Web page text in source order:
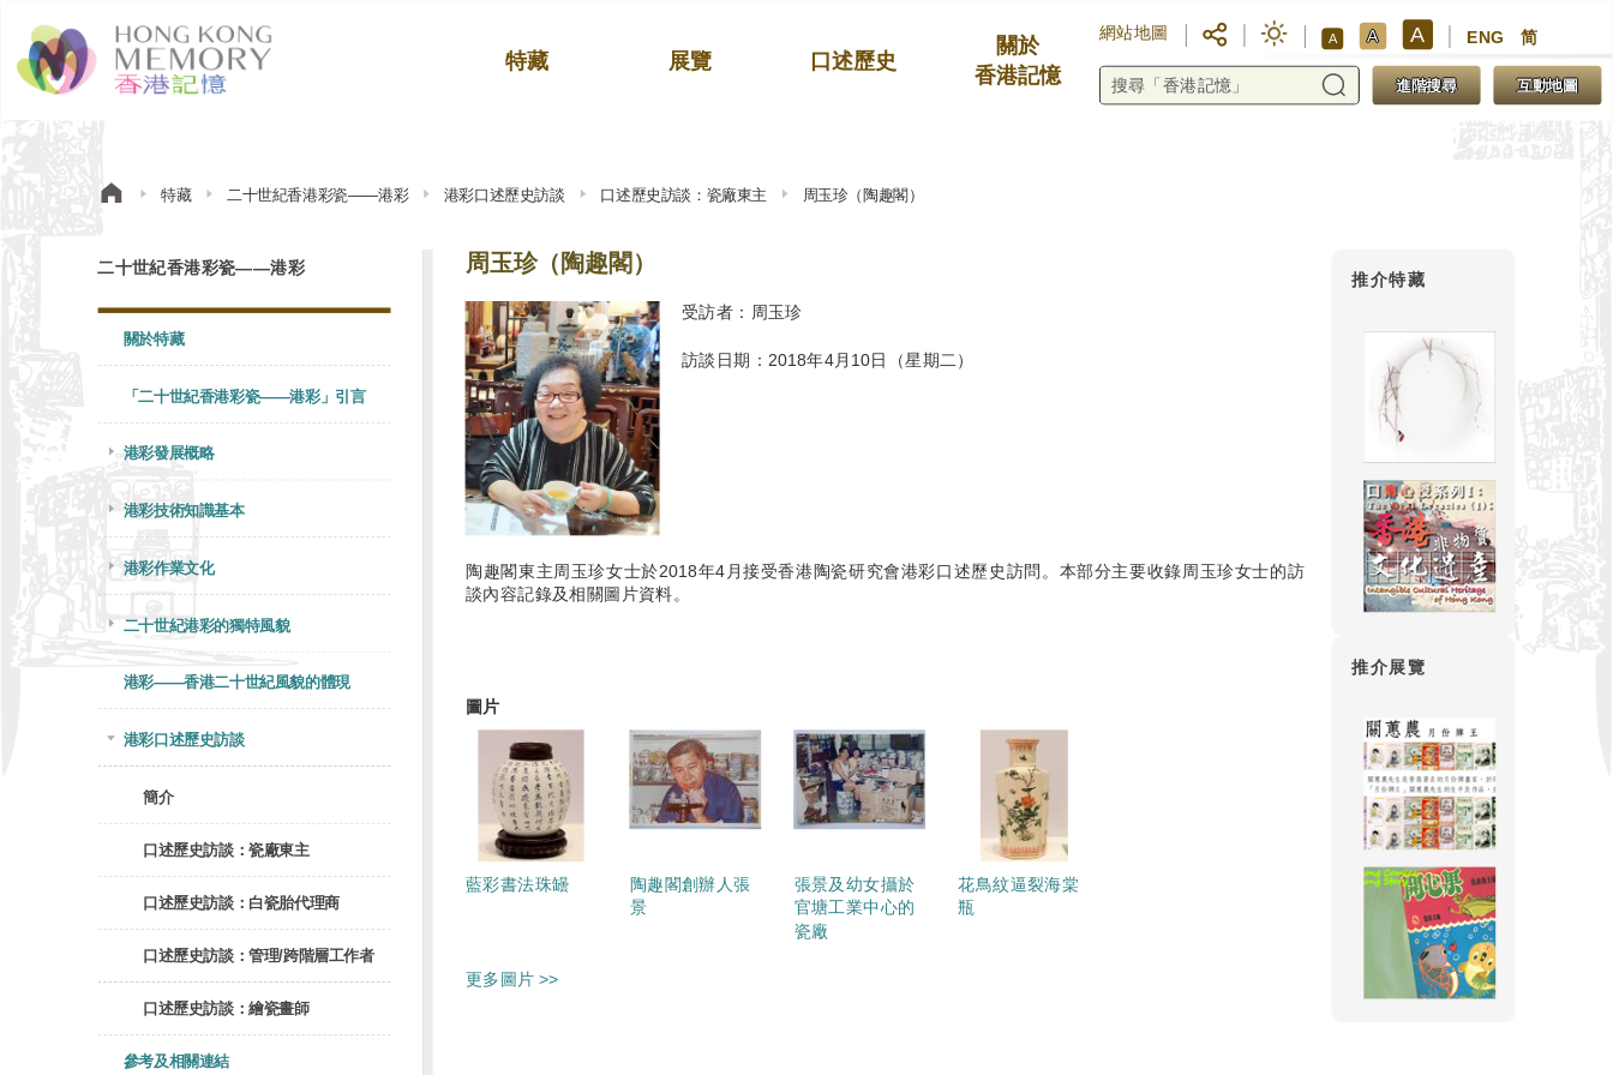
特藏 展覽 口述歷史
關於
香港記憶
網站地圖 A A A ENG 简
進階搜尋 互動地圖
特藏 二十世紀香港彩瓷——港彩 港彩口述歷史訪談 口述歷史訪談：瓷廠東主 周玉珍（陶趣閣）
二十世紀香港彩瓷——港彩
關於特藏
「二十世紀香港彩瓷——港彩」引言
港彩發展概略
港彩技術知識基本
港彩作業文化
二十世紀港彩的獨特風貌
港彩——香港二十世紀風貌的體現
港彩口述歷史訪談
簡介
口述歷史訪談：瓷廠東主
口述歷史訪談：白瓷胎代理商
口述歷史訪談：管理/跨階層工作者
口述歷史訪談：繪瓷畫師
參考及相關連結
周玉珍（陶趣閣）
受訪者：周玉珍
訪談日期：2018年4月10日（星期二）
陶趣閣東主周玉珍女士於2018年4月接受香港陶瓷研究會港彩口述歷史訪問。本部分主要收錄周玉珍女士的訪
談內容記錄及相關圖片資料。
圖片
藍彩書法珠罎
陶趣閣創辦人張
景
張景及幼女攝於
官塘工業中心的
瓷廠
花鳥紋逼裂海棠
瓶
更多圖片 >>
推介特藏
推介展覽